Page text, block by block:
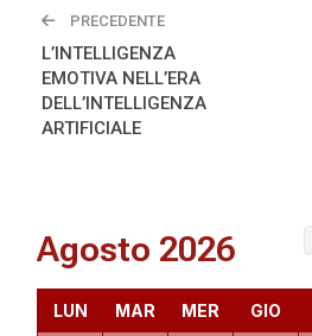
PRECEDENTE
L’INTELLIGENZA
EMOTIVA NELL’ERA
DELL’INTELLIGENZA
ARTIFICIALE
Agosto 2026
LUN MAR MER GIO